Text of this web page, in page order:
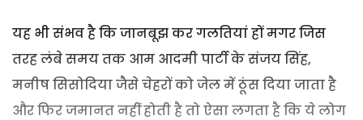
यह भी संभव है कि जानबूझ कर गलतियां हों मगर जिस
तरह लंबे समय तक आम आदमी पार्टी के संजय सिंह,
मनीष सिसोदिया जैसे चेहरों को जेल में ठूंस दिया जाता है
और फिर जमानत नहीं होती है तो ऐसा लगता है कि ये लोग